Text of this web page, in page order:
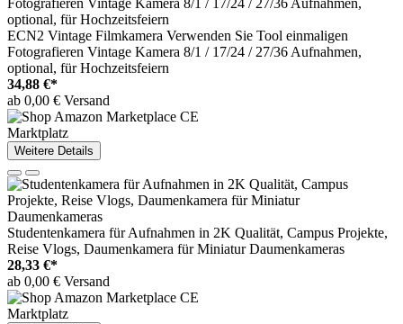
ECN2 Vintage Filmkamera Verwenden Sie Tool einmaligen
Fotografieren Vintage Kamera 8/1 / 17/24 / 27/36 Aufnahmen,
optional, für Hochzeitsfeiern
34,88 €*
ab 0,00 € Versand
Marktplatz
Weitere Details
Studentenkamera für Aufnahmen in 2K Qualität, Campus Projekte,
Reise Vlogs, Daumenkamera für Miniatur Daumenkameras
28,33 €*
ab 0,00 € Versand
Marktplatz